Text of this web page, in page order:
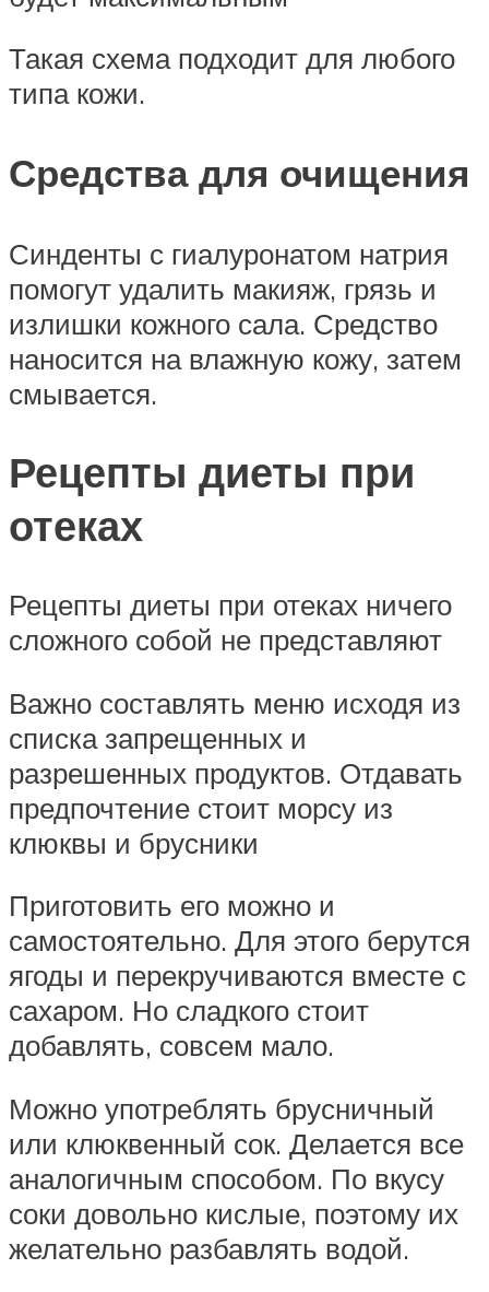
Такая схема подходит для любого
типа кожи.
Средства для очищения
Синденты с гиалуронатом натрия
помогут удалить макияж, грязь и
излишки кожного сала. Средство
наносится на влажную кожу, затем
смывается.
Рецепты диеты при
отеках
Рецепты диеты при отеках ничего
сложного собой не представляют
Важно составлять меню исходя из
списка запрещенных и
разрешенных продуктов. Отдавать
предпочтение стоит морсу из
клюквы и брусники
Приготовить его можно и
самостоятельно. Для этого берутся
ягоды и перекручиваются вместе с
сахаром. Но сладкого стоит
добавлять, совсем мало.
Можно употреблять брусничный
или клюквенный сок. Делается все
аналогичным способом. По вкусу
соки довольно кислые, поэтому их
желательно разбавлять водой.